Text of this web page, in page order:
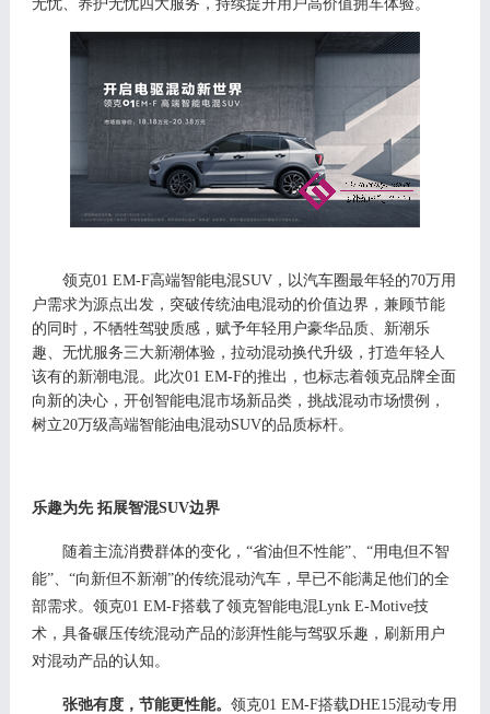
无忧、养护无忧四大服务 ，持续提升用户高价值拥车体验。
领克01 EM-F高端智能电混SUV， 以汽车圈最年轻的70万用
户需求为源点出发， 突破传统油电混动的价值边界，兼顾节能
的同时，不牺牲驾驶质感， 赋予年轻用户豪华品质、新潮乐
趣、无忧服务三大新潮体验，拉动混动换代升级， 打造年轻人
该有的新潮电混。此次01 EM-F的推出，也标志着领克品牌全面
向新的决心，开创智能电混市场新品类，挑战混动市场惯例，
树立20万级高端智能油电混动SUV的品质标杆。
乐趣为先 拓展智混SUV边界
随着主流消费群体的变化， “省油但不性能”、“用电但不智
能”、“向新但不新潮”的传统混动汽车， 早已不能满足他们的全
部需求。 领克01 EM-F搭载了领克智能电混LynkE-Motive技
术，具备碾压传统混动产品的澎湃性能与驾驭乐趣， 刷新用户
对混动产品的认知。
张弛有度，节能更性能。 领克01 EM-F搭载DHE15混动专用